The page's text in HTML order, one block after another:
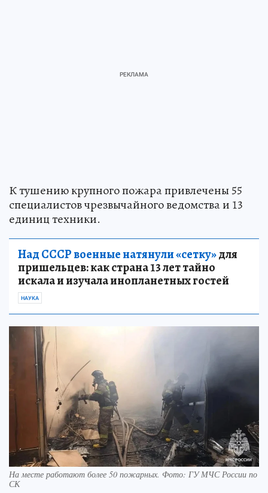
К тушению крупного пожара привлечены 55
специалистов чрезвычайного ведомства и 13
единиц техники.
Над СССР военные натянули «сетку»для
пришельцев: как страна 13 лет тайно
искала и изучала инопланетных гостей
НАУКА
На месте работают более 50 пожарных. Фото: ГУ МЧС России по
СК